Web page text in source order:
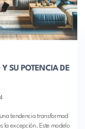
SU POTENCIA DE
tendencia transformad
la excepción. Este modelo